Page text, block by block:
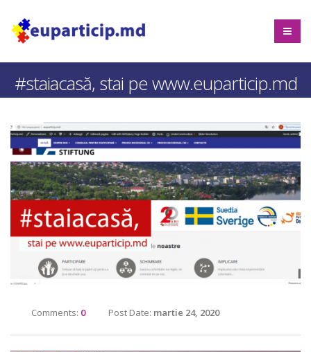
#staiacasă, stai pe www.euparticip.md
Comments: 0 Post Date: martie 24, 2020